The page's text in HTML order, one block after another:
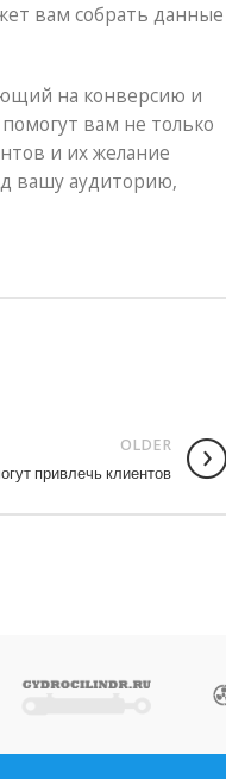
вам собрать данные
на конверсию и
вам не только
и их желание
вашу аудиторию,
OLDER
привлечь клиентов